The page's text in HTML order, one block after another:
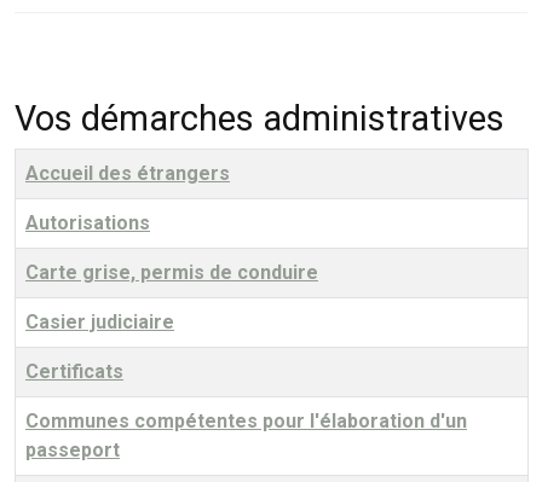
Vos démarches administratives
Titre
Accueil des étrangers
Autorisations
Carte grise, permis de conduire
Casier judiciaire
Certificats
Communes compétentes pour l'élaboration d'un
passeport